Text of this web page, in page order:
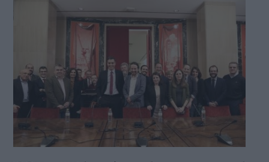
Destinatarios: